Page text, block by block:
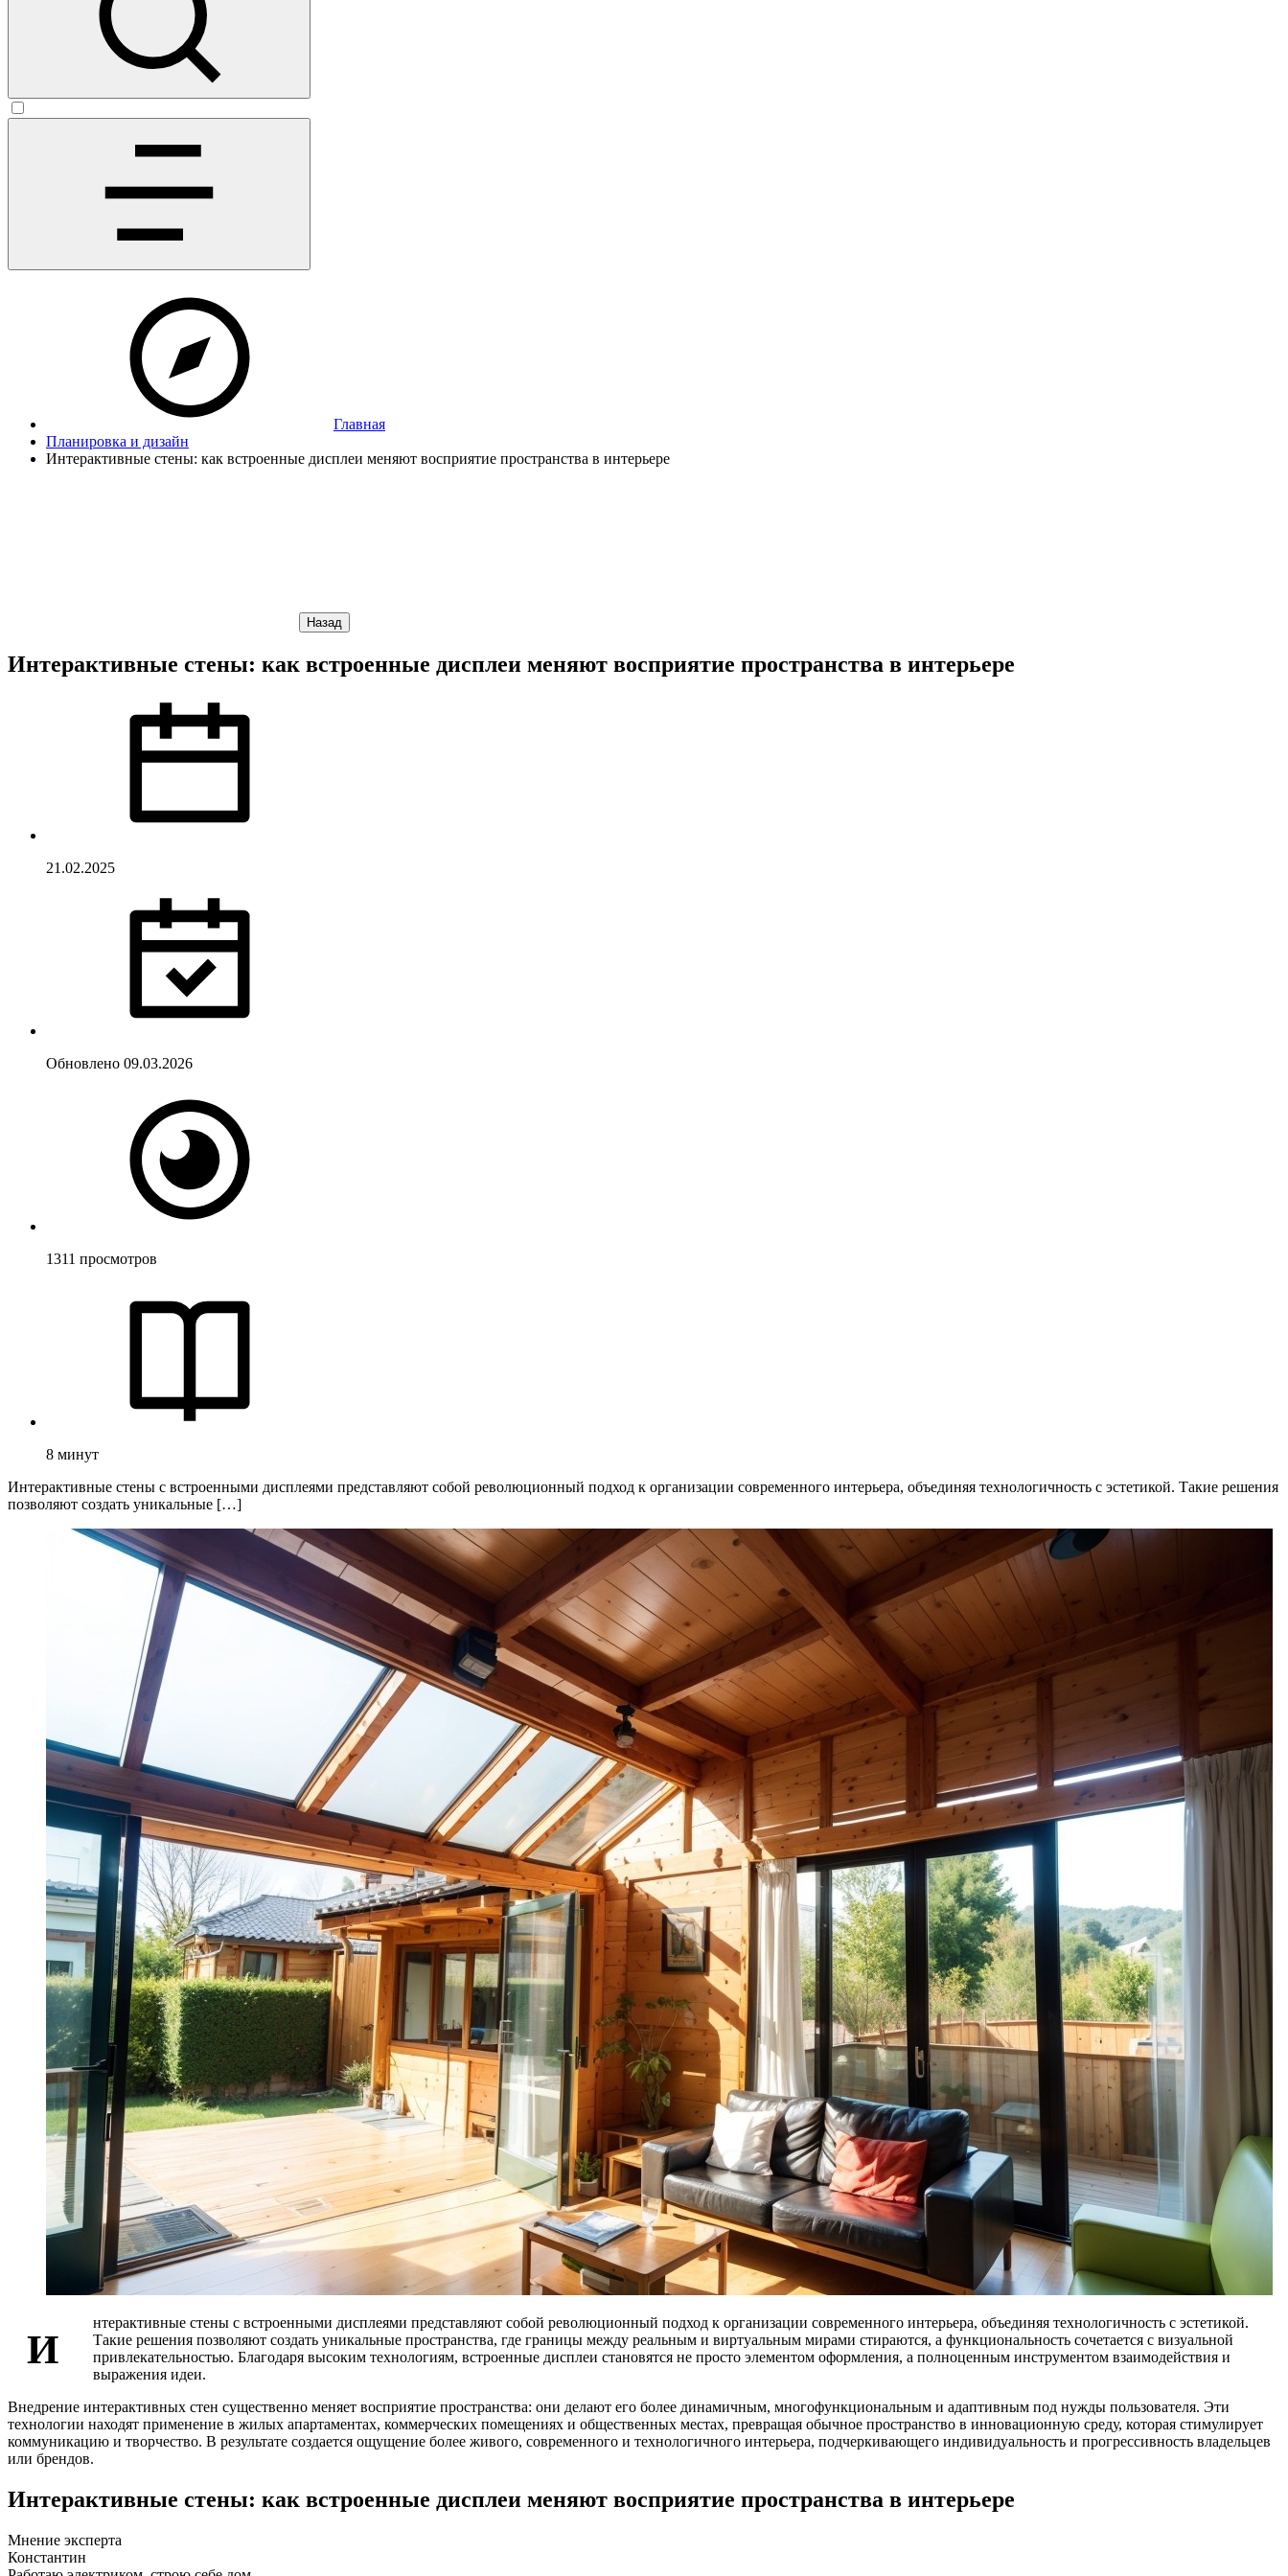
Главная
Планировка и дизайн
Интерактивные стены: как встроенные дисплеи меняют восприятие пространства в интерьере
Назад
Интерактивные стены: как встроенные дисплеи меняют восприятие пространства в интерьере
21.02.2025
Обновлено 09.03.2026
1311 просмотров
8 минут
Интерактивные стены с встроенными дисплеями представляют собой революционный подход к организации современного интерьера, объединяя технологичность с эстетикой. Такие решения
позволяют создать уникальные […]
И
нтерактивные стены с встроенными дисплеями представляют собой революционный подход к организации современного интерьера, объединяя технологичность с эстетикой.
Такие решения позволяют создать уникальные пространства, где границы между реальным и виртуальным мирами стираются, а функциональность сочетается с визуальной
привлекательностью. Благодаря высоким технологиям, встроенные дисплеи становятся не просто элементом оформления, а полноценным инструментом взаимодействия и
выражения идеи.
Внедрение интерактивных стен существенно меняет восприятие пространства: они делают его более динамичным, многофункциональным и адаптивным под нужды пользователя. Эти
технологии находят применение в жилых апартаментах, коммерческих помещениях и общественных местах, превращая обычное пространство в инновационную среду, которая стимулирует
коммуникацию и творчество. В результате создается ощущение более живого, современного и технологичного интерьера, подчеркивающего индивидуальность и прогрессивность владельцев
или брендов.
Интерактивные стены: как встроенные дисплеи меняют восприятие пространства в интерьере
Мнение эксперта
Константин